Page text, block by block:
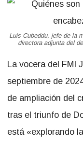
Luis Cubeddu, jefe de la
directora adjunta del
La vocera del FMI
septiembre de
de ampliación del
tras el triunfo de
está «explorando